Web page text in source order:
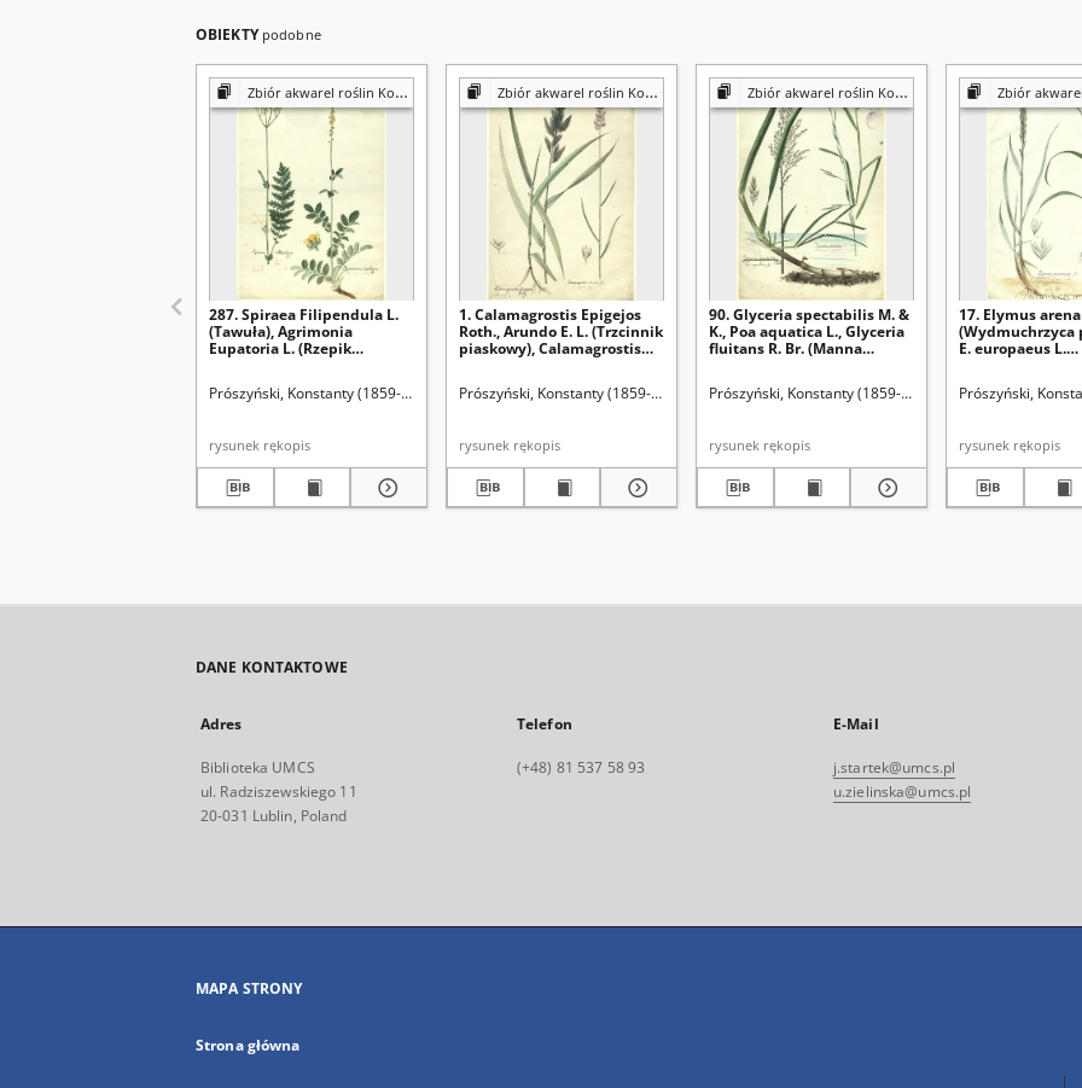
OBIEKTY podobne
Zbiór akwarel roślin Konstantego Prószyńskiego
287. Spiraea Filipendula L.
(Tawuła), Agrimonia
Eupatoria L. (Rzepik
Prószyński, Konstanty (1859-1936)
rysunek rękopis
Zbiór akwarel roślin Konstantego Prószyńskiego
1. Calamagrostis Epigejos
Roth., Arundo E. L. (Trzcinnik
piaskowy), Calamagrostis
Prószyński, Konstanty (1859-1936)
rysunek rękopis
Zbiór akwarel roślin Konstantego Prószyńskiego
90. Glyceria spectabilis M. &
K., Poa aquatica L., Glyceria
fluitans R. Br. (Manna
Prószyński, Konstanty (1859-1936)
rysunek rękopis
Zbiór akwarel roślin
17. Elymus
(Wydmuchrzyca
E. europaeus L.
Prószyński,
rysunek rękopis
DANE KONTAKTOWE
Adres
Biblioteka UMCS
ul. Radziszewskiego 11
20-031 Lublin, Poland
Telefon
(+48) 81 537 58 93
E-Mail
j.startek@umcs.pl
u.zielinska@umcs.pl
MAPA STRONY
Strona główna